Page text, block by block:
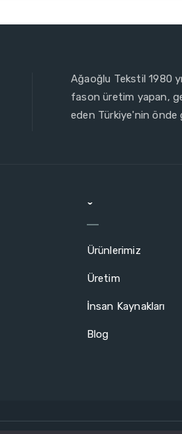
Ağaoğlu Tekstil 1980
fason üretim yapan,
eden Türkiye'nin önde
ˇ
Ürünlerimiz
Üretim
İnsan Kaynakları
Blog